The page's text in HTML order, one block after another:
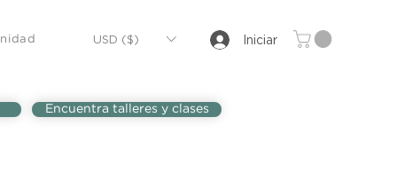
USD ($) Iniciar
Encuentra talleres y clases